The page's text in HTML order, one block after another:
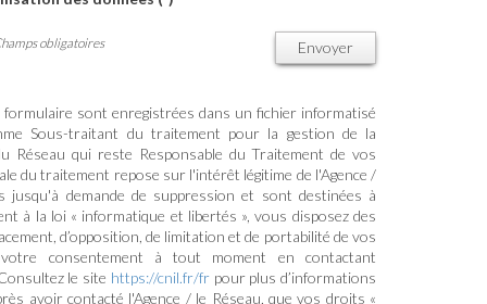
Envoyer
obligatoires
sont enregistrées dans un fichier informatisé
Sous-traitant du traitement pour la gestion de la
Réseau qui reste Responsable du Traitement de vos
du traitement repose sur l'intérêt légitime de l'Agence /
jusqu'à demande de suppression et sont destinées à
à la loi « informatique et libertés », vous disposez des
d’opposition, de limitation et de portabilité de vos
consentement à tout moment en contactant
le site https://cnil.fr/frpour plus d’informations
avoir contacté l'Agence / le Réseau, que vos droits «